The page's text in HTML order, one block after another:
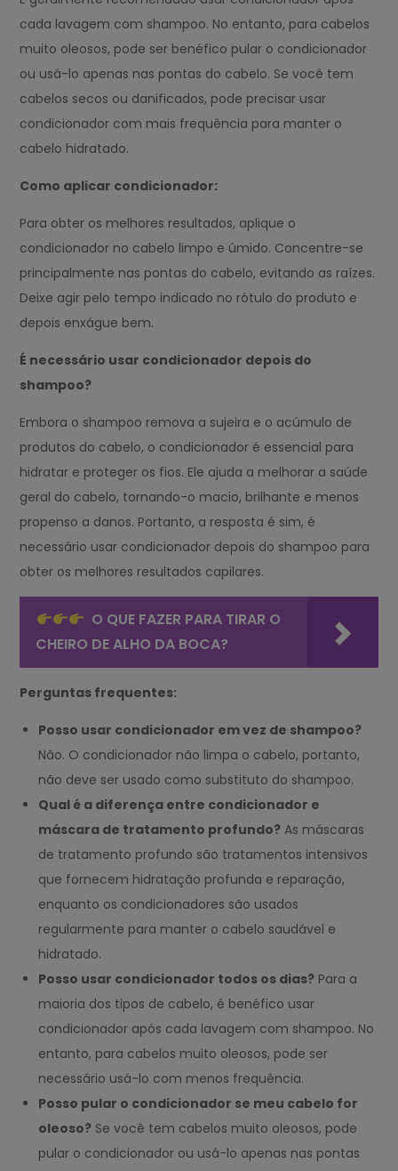
cada lavagem com shampoo. No entanto, para cabelos
muito oleosos, pode ser benéfico pular o condicionador
ou usá-lo apenas nas pontas do cabelo. Se você tem
cabelos secos ou danificados, pode precisar usar
condicionador com mais frequência para manter o
cabelo hidratado.
Como aplicar condicionador:
Para obter os melhores resultados, aplique o
condicionador no cabelo limpo e úmido. Concentre-se
principalmente nas pontas do cabelo, evitando as raízes.
Deixe agir pelo tempo indicado no rótulo do produto e
depois enxágue bem.
É necessário usar condicionador depois do
shampoo?
Embora o shampoo remova a sujeira e o acúmulo de
produtos do cabelo, o condicionador é essencial para
hidratar e proteger os fios. Ele ajuda a melhorar a saúde
geral do cabelo, tornando-o macio, brilhante e menos
propenso a danos. Portanto, a resposta é sim, é
necessário usar condicionador depois do shampoo para
obter os melhores resultados capilares.
O QUE FAZER PARA TIRAR O
CHEIRO DE ALHO DA BOCA?
Perguntas frequentes:
Posso usar condicionador em vez de shampoo?
Não. O condicionador não limpa o cabelo, portanto,
não deve ser usado como substituto do shampoo.
Qual é a diferença entre condicionador e
máscara de tratamento profundo? As máscaras
de tratamento profundo são tratamentos intensivos
que fornecem hidratação profunda e reparação,
enquanto os condicionadores são usados ​​
regularmente para manter o cabelo saudável e
hidratado.
Posso usar condicionador todos os dias? Para a
maioria dos tipos de cabelo, é benéfico usar
condicionador após cada lavagem com shampoo. No
entanto, para cabelos muito oleosos, pode ser
necessário usá-lo com menos frequência.
Posso pular o condicionador se meu cabelo for
oleoso? Se você tem cabelos muito oleosos, pode
pular o condicionador ou usá-lo apenas nas pontas